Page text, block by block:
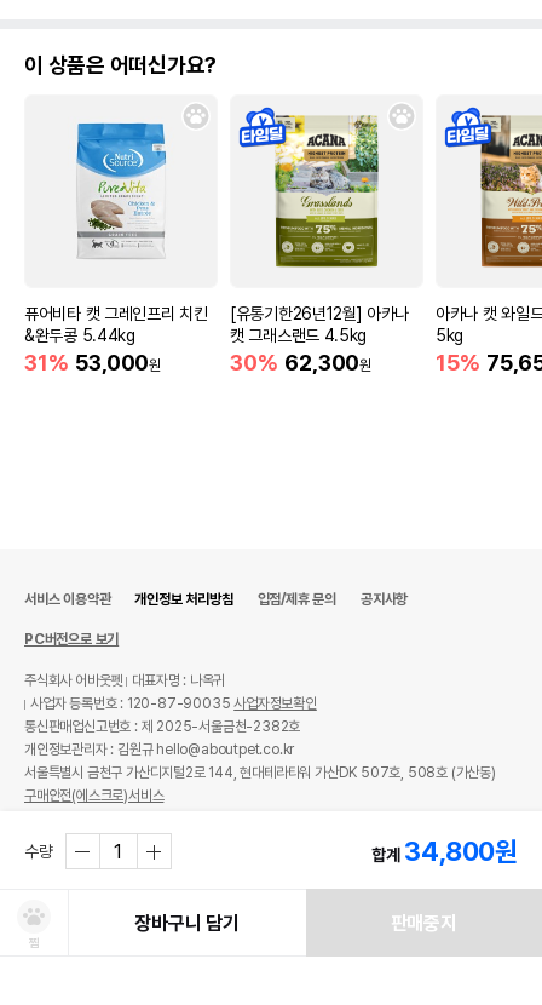
이 상품은 어떠신가요?
퓨어비타 캣 그레인프리 치킨
&완두콩 5.44kg
31% 53,000원
[유통기한26년12월] 아카나
캣 그래스랜드 4.5kg
30% 62,300원
아카나 캣 와일
5kg
15%
수량 합계 34,800원
찜
장바구니 담기 판매중지
서비스 이용약관 개인정보 처리방침 입점/제휴 문의 공지사항
PC버전으로 보기
주식회사 어바웃펫
대표자명 : 나옥귀
사업자 등록번호 : 120-87-90035사업자정보확인
통신판매업신고번호 : 제 2025-서울금천-2382호
개인정보관리자 : 김원규 hello@aboutpet.co.kr
서울특별시 금천구 가산디지털2로 144, 현대테라타워 가산DK 507호, 508호 (가산동)
구매안전(에스크로)서비스